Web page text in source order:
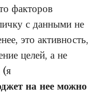
факторов
с данными не
это активность,
целей, а не
(я
на нее можно